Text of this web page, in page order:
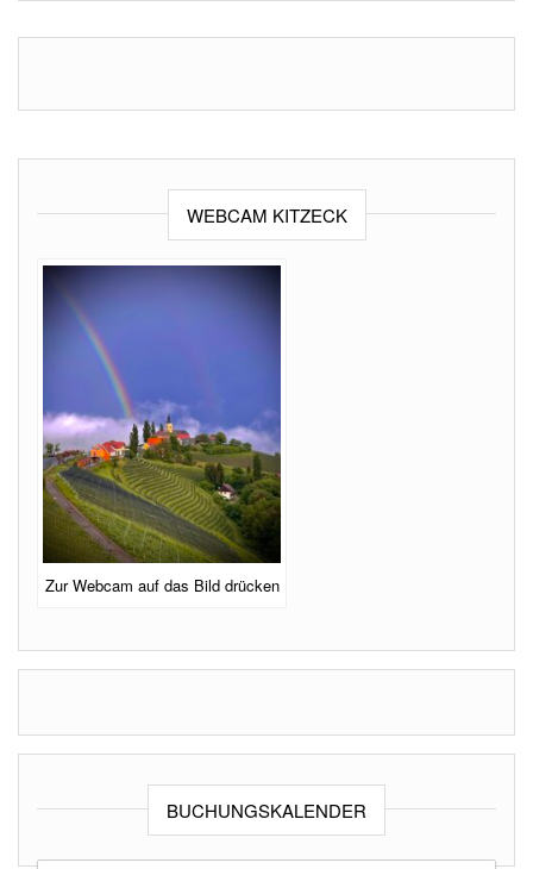
WEBCAM KITZECK
Zur Webcam auf das Bild drücken
BUCHUNGSKALENDER